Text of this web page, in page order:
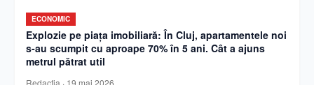
ECONOMIC
Explozie pe piața imobiliară: În Cluj, apartamentele noi
s-au scumpit cu aproape 70% în 5 ani. Cât a ajuns
metrul pătrat util
Redactia · 19 mai 2026